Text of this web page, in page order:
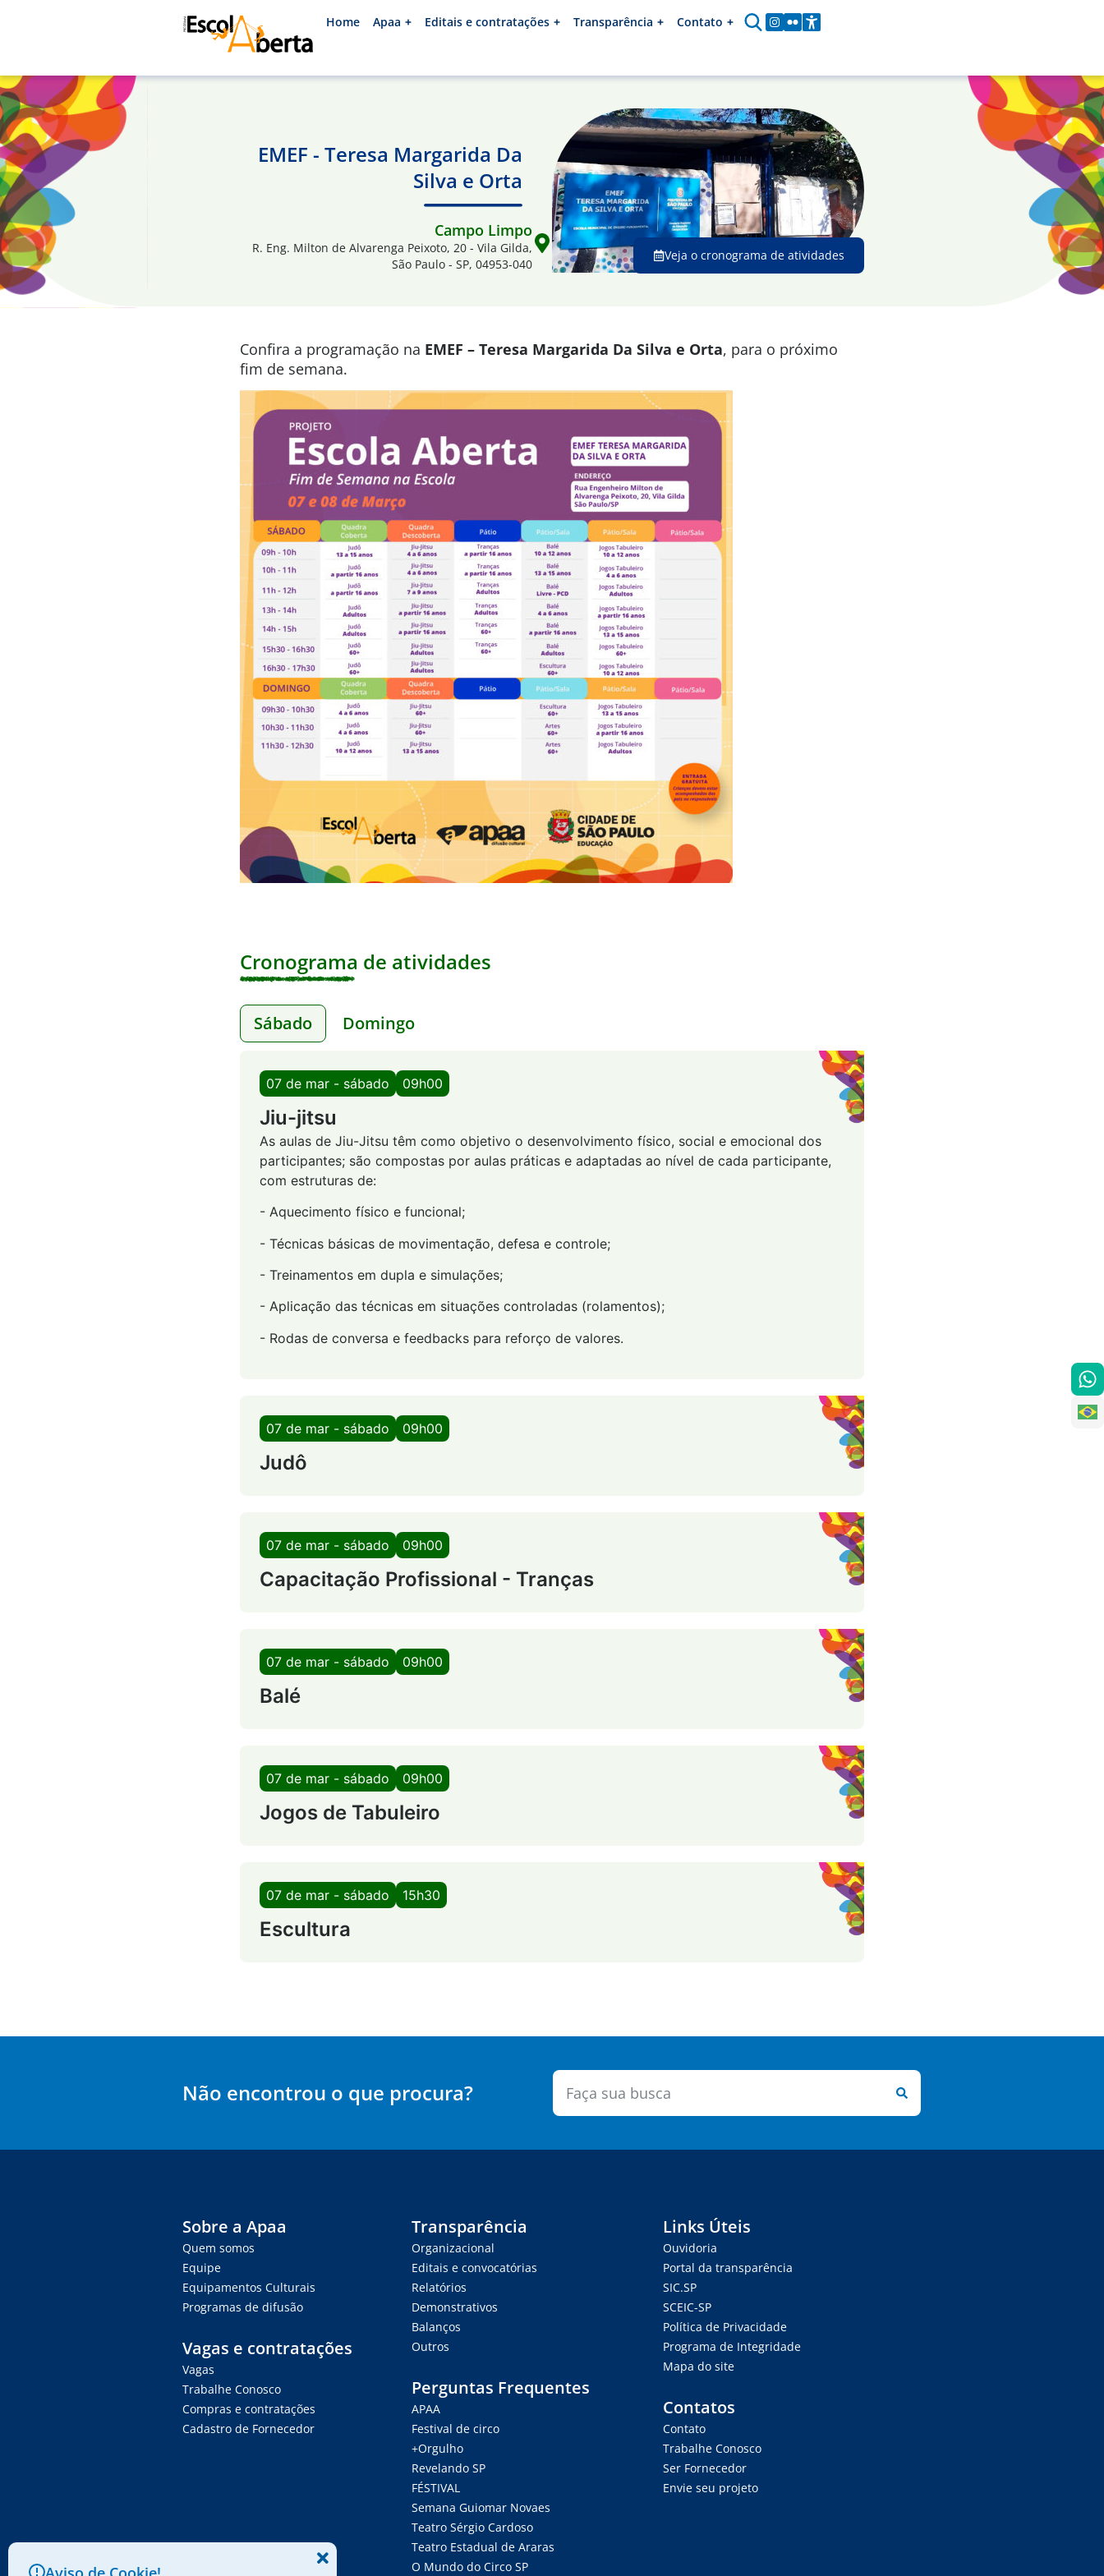
Home Apaa Editais e contratações Transparência Contato
EMEF - Teresa Margarida Da
Silva e Orta
Campo Limpo
R. Eng. Milton de Alvarenga Peixoto, 20 - Vila Gilda,
São Paulo - SP, 04953-040
Veja o cronograma de atividades
Confira a programação na EMEF – Teresa Margarida Da Silva e Orta, para o próximo
fim de semana.
Cronograma de atividades
Sábado Domingo
07 de mar - sábado 09h00
Jiu-jitsu
As aulas de Jiu-Jitsu têm como objetivo o desenvolvimento físico, social e emocional dos
participantes; são compostas por aulas práticas e adaptadas ao nível de cada participante,
com estruturas de:
- Aquecimento físico e funcional;
- Técnicas básicas de movimentação, defesa e controle;
- Treinamentos em dupla e simulações;
- Aplicação das técnicas em situações controladas (rolamentos);
- Rodas de conversa e feedbacks para reforço de valores.
07 de mar - sábado 09h00
Judô
07 de mar - sábado 09h00
Capacitação Profissional - Tranças
07 de mar - sábado 09h00
Balé
07 de mar - sábado 09h00
Jogos de Tabuleiro
07 de mar - sábado 15h30
Escultura
Não encontrou o que procura?
Sobre a Apaa
Quem somos
Equipe
Equipamentos Culturais
Programas de difusão
Vagas e contratações
Vagas
Trabalhe Conosco
Compras e contratações
Cadastro de Fornecedor
Transparência
Organizacional
Editais e convocatórias
Relatórios
Demonstrativos
Balanços
Outros
Perguntas Frequentes
APAA
Festival de circo
+Orgulho
Revelando SP
FÉSTIVAL
Semana Guiomar Novaes
Teatro Sérgio Cardoso
Teatro Estadual de Araras
O Mundo do Circo SP
Links Úteis
Ouvidoria
Portal da transparência
SIC.SP
SCEIC-SP
Política de Privacidade
Programa de Integridade
Mapa do site
Contatos
Contato
Trabalhe Conosco
Ser Fornecedor
Envie seu projeto